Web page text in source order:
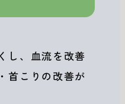
し、血流を改善
首こりの改善が